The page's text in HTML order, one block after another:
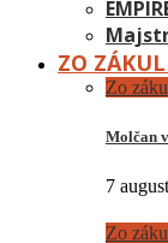
ZO
Zo
Molčan
7
Zo